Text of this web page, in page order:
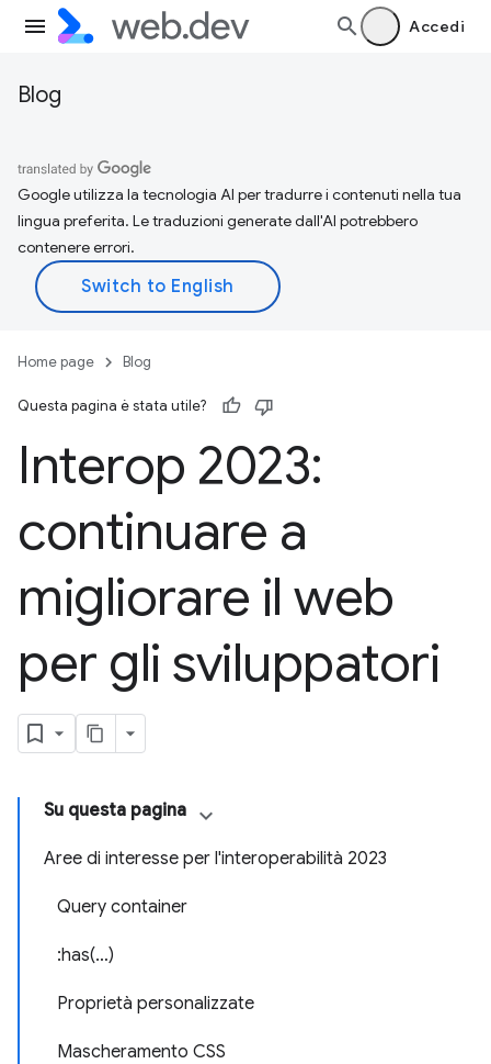
Accedi
Blog
Google utilizza la tecnologia AI per tradurre i contenuti nella tua
lingua preferita. Le traduzioni generate dall'AI potrebbero
contenere errori.
Home page Blog
Questa pagina è stata utile?
Interop 2023:
continuare a
migliorare il web
per gli sviluppatori
Su questa pagina
Aree di interesse per l'interoperabilità 2023
Query container
:has(…)
Proprietà personalizzate
Mascheramento CSS